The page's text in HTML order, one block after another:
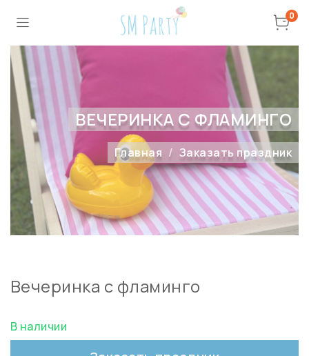
0
ВЕЧЕРИНКА С ФЛАМИНГО
Главная Заказать праздник
Вечеринка с фламинго
В наличии